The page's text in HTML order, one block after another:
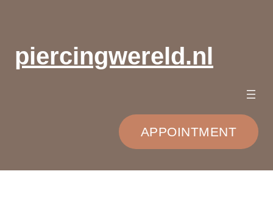
inhoudpiercingwereld.nl
APPOINTMENT